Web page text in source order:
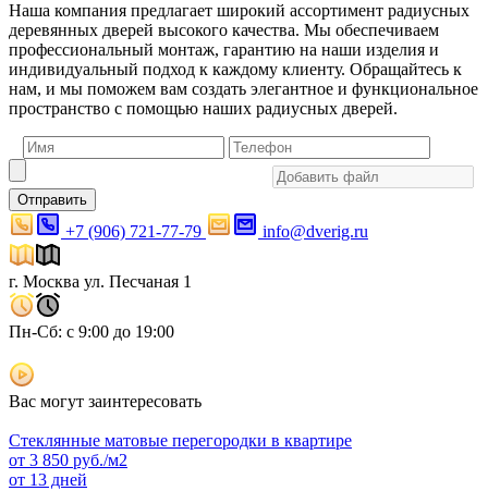
Наша компания предлагает широкий ассортимент радиусных
деревянных дверей высокого качества. Мы обеспечиваем
профессиональный монтаж, гарантию на наши изделия и
индивидуальный подход к каждому клиенту. Обращайтесь к
нам, и мы поможем вам создать элегантное и функциональное
пространство с помощью наших радиусных дверей.
Отправить
+7 (906) 721-77-79 info@dverig.ru
г. Москва ул. Песчаная 1
Пн-Сб: с 9:00 до 19:00
Вас могут заинтересовать
Стеклянные матовые перегородки в квартире
от 3 850 руб./м2
от 13 дней